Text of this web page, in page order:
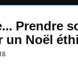
un Noël